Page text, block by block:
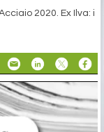
2020. Ex Ilva: i